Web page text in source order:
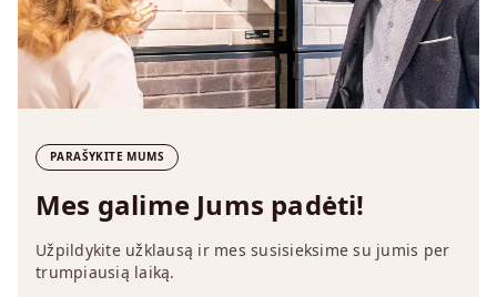
PARAŠYKITE MUMS
Mes galime Jums padėti!
Užpildykite užklausą ir mes susisieksime su jumis per
trumpiausią laiką.